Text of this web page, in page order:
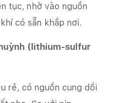
tục, nhờ vào nguồn
có sẵn khắp nơi.
(lithium-sulfur
rẻ, có nguồn cung dồi